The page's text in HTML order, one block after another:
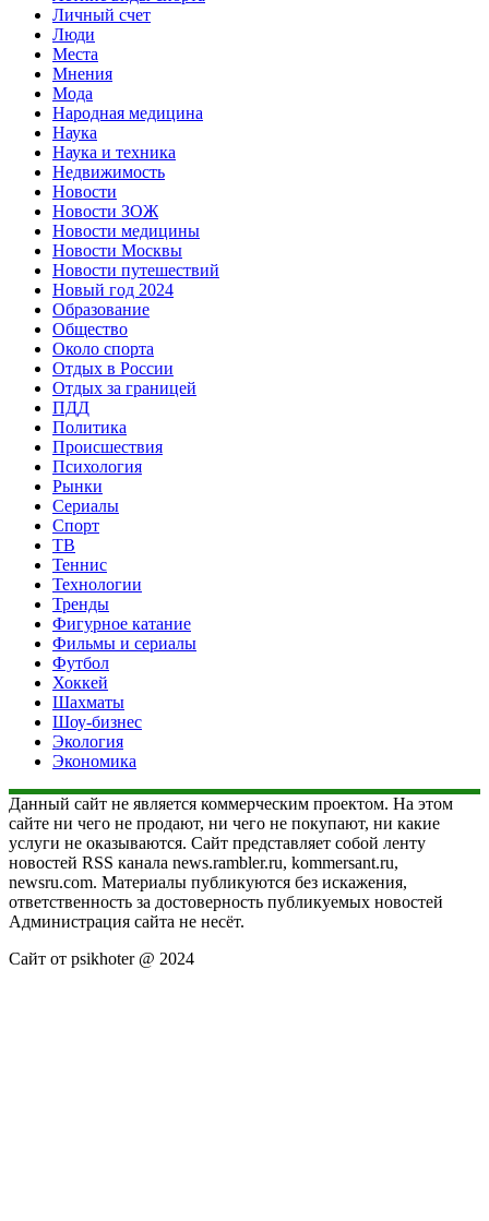
Личный счет
Люди
Места
Мнения
Мода
Народная медицина
Наука
Наука и техника
Недвижимость
Новости
Новости ЗОЖ
Новости медицины
Новости Москвы
Новости путешествий
Новый год 2024
Образование
Общество
Около спорта
Отдых в России
Отдых за границей
ПДД
Политика
Происшествия
Психология
Рынки
Сериалы
Спорт
ТВ
Теннис
Технологии
Тренды
Фигурное катание
Фильмы и сериалы
Футбол
Хоккей
Шахматы
Шоу-бизнес
Экология
Экономика
Данный сайт не является коммерческим проектом. На этом
сайте ни чего не продают, ни чего не покупают, ни какие
услуги не оказываются. Сайт представляет собой ленту
новостей RSS канала news.rambler.ru, kommersant.ru,
newsru.com. Материалы публикуются без искажения,
ответственность за достоверность публикуемых новостей
Администрация сайта не несёт.
Сайт от psikhoter @ 2024